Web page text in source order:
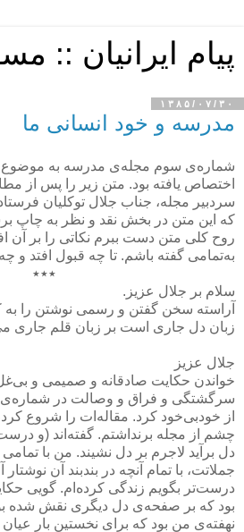
پیام ایرانیان ::
۱۳۸۵/۰۷/۳۰
مدرسه و خود انسانی ما
شماره‌ی سوم مجله‌ی مدرسه به
اختصاص یافته بود. متن زیر را پس از
سردبیر مجله، جناب جلال توكلیان
كه این متن در بخش نقد و نظر به چاپ
روح كلی متن دست ببرم نكاتی را بر آن
به‌تمامی گفته باشم. تا چه قبول افتد و
٭٭٭
سلام بر جلال عزیز.
آراسته سخن گفتن و رسمی نوشتن را به
زبان دل جاری است بر زبان قلم جاری
جلال عزیز
خواندن حكایت صادقانه و صمیمی و
سرگشتگی و فراق و وصالت در شماره‌ی
از خودبی‌خود كرد. مقاله‌ات را شروع
چشم از مجله برنداشتم. گفته‌اند (و
دل برآید لاجرم بر دل نشیند. من با تمامی
جملاتت، با تمام آنچه در بندبند آن
درست‌تر بگویم زندگی كرده‌ام. گویی
بود كه بر صفحه‌ی دل دیگری نقش شده
نهفته‌ی من بود كه برای نخستین بار